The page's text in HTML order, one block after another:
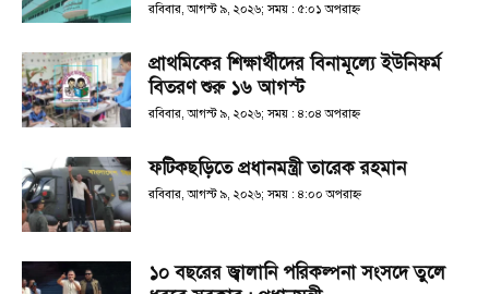
রবিবার, আগস্ট ৯, ২০২৬; সময় : ৫:০১ অপরাহ্ণ
প্রাথমিকের শিক্ষার্থীদের বিনামূল্যে ইউনিফর্ম
বিতরণ শুরু ১৬ আগস্ট
রবিবার, আগস্ট ৯, ২০২৬; সময় : ৪:০৪ অপরাহ্ণ
ফটিকছড়িতে প্রধানমন্ত্রী তারেক রহমান
রবিবার, আগস্ট ৯, ২০২৬; সময় : ৪:০০ অপরাহ্ণ
১০ বছরের জ্বালানি পরিকল্পনা সংসদে তুলে